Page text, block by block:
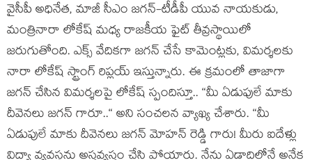
వైసీపీ అధినేత‌, మాజీ సీఎం జ‌గ‌న్-టీడీపీ యువ నాయ‌కుడు,
మంత్రినారా లోకేష్ మ‌ధ్య రాజ‌కీయ ఫైట్ తీవ్ర‌స్థాయిలో
జ‌రుగుతోంది. ఎక్స్ వేదిక‌గా జ‌గ‌న్ చేసే కామెంట్ల‌కు, విమ‌ర్శ‌ల‌కు
నారా లోకేష్ స్ట్రాంగ్ రిప్ల‌య్ ఇస్తున్నారు. ఈ క్ర‌మంలో తాజాగా
జ‌గ‌న్ చేసిన విమ‌ర్శ‌ల‌పై లోకేష్ స్పందిస్తూ.. “మీ ఏడుపులే మాకు
దీవెన‌లు జ‌గ‌న్ గారూ..“ అని సంచ‌ల‌న వ్యాఖ్య చేశారు. “మీ
ఏడుపులే మాకు దీవెనలు జగన్ మోహన్ రెడ్డి గారు! మీరు ఐదేళ్లు